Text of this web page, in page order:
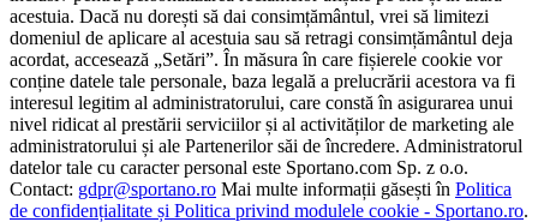
acestuia. Dacă nu dorești să dai consimțământul, vrei să limitezi
domeniul de aplicare al acestuia sau să retragi consimțământul deja
acordat, accesează „Setări”. În măsura în care fișierele cookie vor
conține datele tale personale, baza legală a prelucrării acestora va fi
interesul legitim al administratorului, care constă în asigurarea unui
nivel ridicat al prestării serviciilor și al activităților de marketing ale
administratorului și ale Partenerilor săi de încredere. Administratorul
datelor tale cu caracter personal este Sportano.com Sp. z o.o.
Contact: gdpr@sportano.ro Mai multe informații găsești în Politica
de confidențialitate și Politica privind modulele cookie - Sportano.ro.